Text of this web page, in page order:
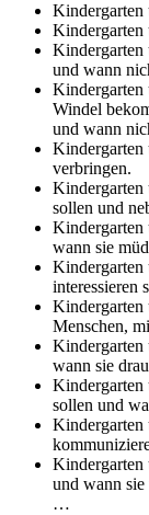
Kindergarten
Kindergarten
Kindergarten
und wann
Kindergarten
Windel
und wann
Kindergarten
verbringen.
Kindergarten
sollen und
Kindergarten
wann sie
Kindergarten
interessieren
Kindergarten
Menschen,
Kindergarten
wann sie
Kindergarten
sollen und
Kindergarten
Kindergarten
und wann sie
…